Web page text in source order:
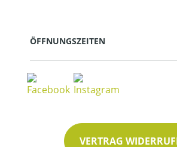
ÖFFNUNGSZEITEN
VERTRAG